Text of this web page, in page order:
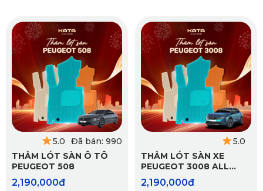
5.0
Đã bán: 990
THẢM LÓT SÀN Ô TÔ
PEUGEOT 508
2,190,000đ
5.0
THẢM LÓT SÀN XE
PEUGEOT 3008 ALL
NEW CAO CẤP KATA
2,190,000đ